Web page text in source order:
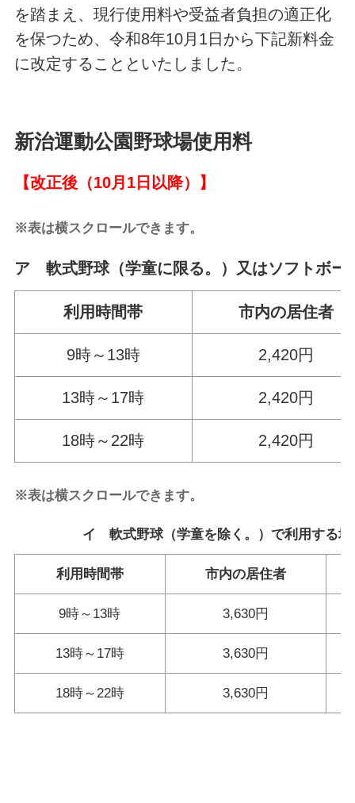
を踏まえ、現行使用料や受益者負担の適正化
を保つため、令和8年10月1日から下記新料金
に改定することといたしました。
新治運動公園野球場使用料
【改正後（10月1日以降）】
※表は横スクロールできます。
ア 軟式野球（学童に限る。）又はソフトボー
利用時間帯 市内の居住者
9時～13時 2,420円
13時～17時 2,420円
18時～22時 2,420円
※表は横スクロールできます。
イ 軟式野球（学童を除く。）で利用する場
利用時間帯 市内の居住者
9時～13時 3,630円
13時～17時 3,630円
18時～22時 3,630円